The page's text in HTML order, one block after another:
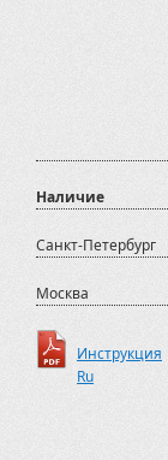
Наличие
Санкт-Петербург
Москва
Инструкция
Ru